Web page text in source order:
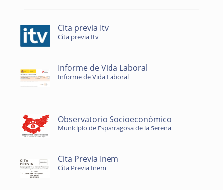
Cita previa Itv
Cita previa Itv
Informe de Vida Laboral
Informe de Vida Laboral
Observatorio Socioeconómico
Municipio de Esparragosa de la Serena
Cita Previa Inem
Cita Previa Inem